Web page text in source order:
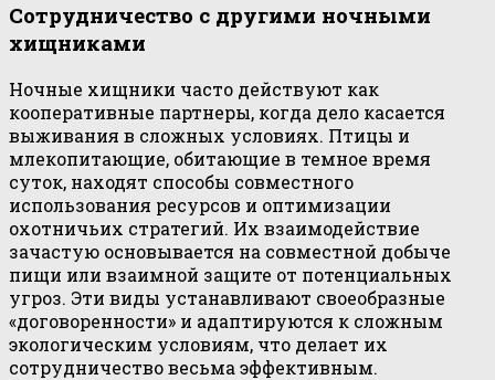
Сотрудничество с другими ночными
хищниками
Ночные хищники часто действуют как
кооперативные партнеры, когда дело касается
выживания в сложных условиях. Птицы и
млекопитающие, обитающие в темное время
суток, находят способы совместного
использования ресурсов и оптимизации
охотничьих стратегий. Их взаимодействие
зачастую основывается на совместной добыче
пищи или взаимной защите от потенциальных
угроз. Эти виды устанавливают своеобразные
«договоренности» и адаптируются к сложным
экологическим условиям, что делает их
сотрудничество весьма эффективным.